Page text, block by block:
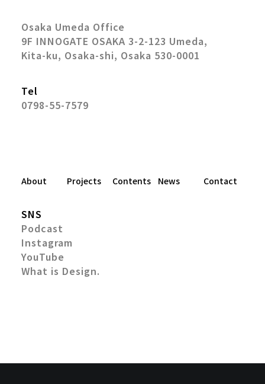
Osaka Umeda Office
9F INNOGATE OSAKA 3-2-123 Umeda,
Kita-ku, Osaka-shi, Osaka 530-0001
Tel
0798-55-7579
About Projects Contents News Contact
SNS
Podcast
Instagram
YouTube
What is Design.